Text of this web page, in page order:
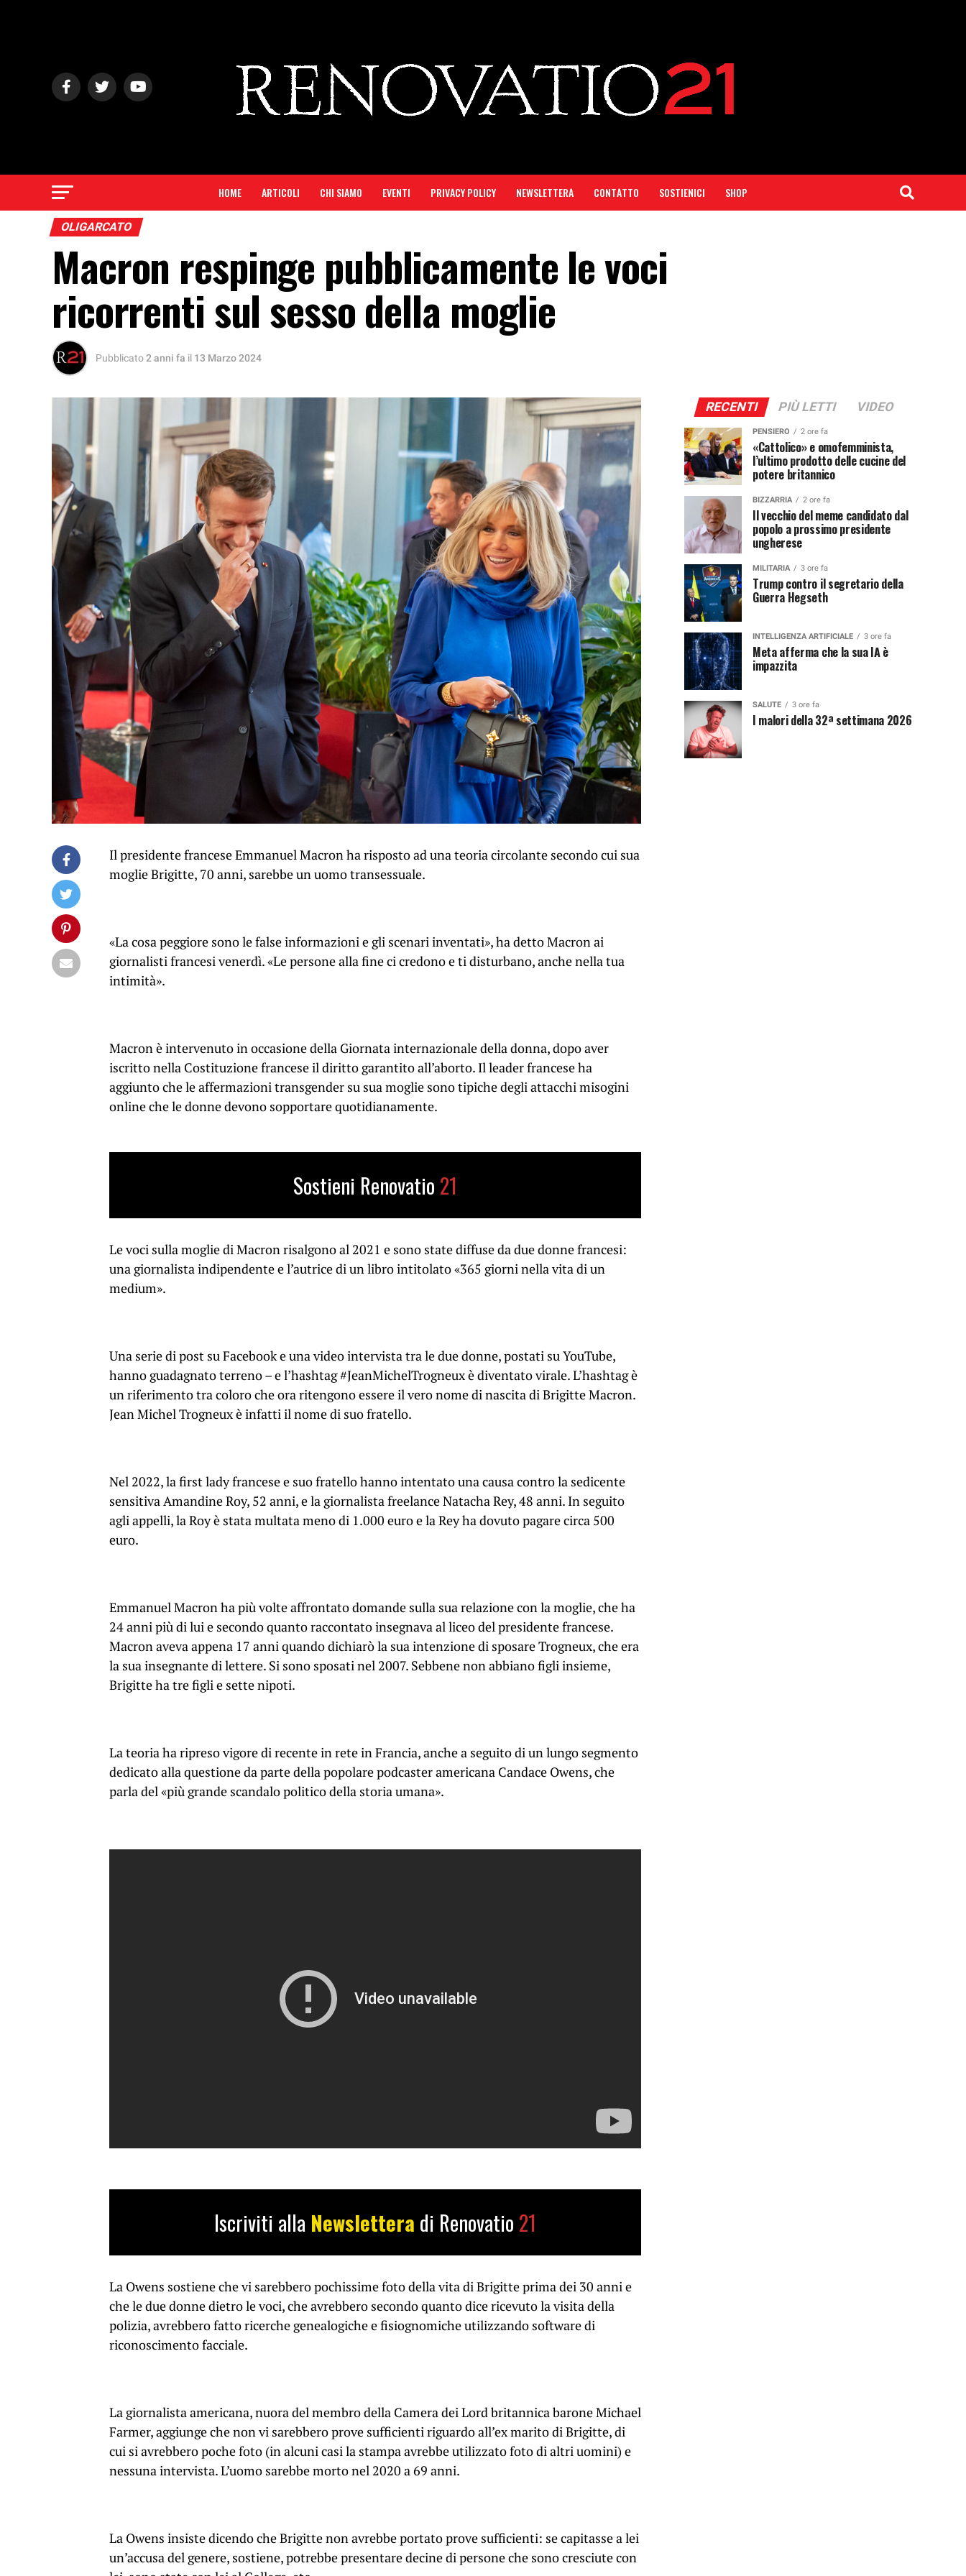
HOME ARTICOLI CHI SIAMO EVENTI PRIVACY POLICY NEWSLETTERA CONTATTO SOSTIENICI SHOP
OLIGARCATO
Macron respinge pubblicamente le voci
ricorrenti sul sesso della moglie
Pubblicato2 anni fa il 13 Marzo 2024
Il presidente francese Emmanuel Macron ha risposto ad una teoria circolante secondo cui sua
moglie Brigitte, 70 anni, sarebbe un uomo transessuale.
«La cosa peggiore sono le false informazioni e gli scenari inventati», ha detto Macron ai
giornalisti francesi venerdì. «Le persone alla fine ci credono e ti disturbano, anche nella tua
intimità».
Macron è intervenuto in occasione della Giornata internazionale della donna, dopo aver
iscritto nella Costituzione francese il diritto garantito all’aborto. Il leader francese ha
aggiunto che le affermazioni transgender su sua moglie sono tipiche degli attacchi misogini
online che le donne devono sopportare quotidianamente.
Sostieni Renovatio 21
Le voci sulla moglie di Macron risalgono al 2021 e sono state diffuse da due donne francesi:
una giornalista indipendente e l’autrice di un libro intitolato «365 giorni nella vita di un
medium».
Una serie di post su Facebook e una video intervista tra le due donne, postati su YouTube,
hanno guadagnato terreno – e l’hashtag #JeanMichelTrogneux è diventato virale. L’hashtag è
un riferimento tra coloro che ora ritengono essere il vero nome di nascita di Brigitte Macron.
Jean Michel Trogneux è infatti il ​​nome di suo fratello.
Nel 2022, la first lady francese e suo fratello hanno intentato una causa contro la sedicente
sensitiva Amandine Roy, 52 anni, e la giornalista freelance Natacha Rey, 48 anni. In seguito
agli appelli, la Roy è stata multata meno di 1.000 euro e la Rey ha dovuto pagare circa 500
euro.
Emmanuel Macron ha più volte affrontato domande sulla sua relazione con la moglie, che ha
24 anni più di lui e secondo quanto raccontato insegnava al liceo del presidente francese.
Macron aveva appena 17 anni quando dichiarò la sua intenzione di sposare Trogneux, che era
la sua insegnante di lettere. Si sono sposati nel 2007. Sebbene non abbiano figli insieme,
Brigitte ha tre figli e sette nipoti.
La teoria ha ripreso vigore di recente in rete in Francia, anche a seguito di un lungo segmento
dedicato alla questione da parte della popolare podcaster americana Candace Owens, che
parla del «più grande scandalo politico della storia umana».
Iscriviti alla Newslettera di Renovatio 21
La Owens sostiene che vi sarebbero pochissime foto della vita di Brigitte prima dei 30 anni e
che le due donne dietro le voci, che avrebbero secondo quanto dice ricevuto la visita della
polizia, avrebbero fatto ricerche genealogiche e fisiognomiche utilizzando software di
riconoscimento facciale.
La giornalista americana, nuora del membro della Camera dei Lord britannica barone Michael
Farmer, aggiunge che non vi sarebbero prove sufficienti riguardo all’ex marito di Brigitte, di
cui si avrebbero poche foto (in alcuni casi la stampa avrebbe utilizzato foto di altri uomini) e
nessuna intervista. L’uomo sarebbe morto nel 2020 a 69 anni.
La Owens insiste dicendo che Brigitte non avrebbe portato prove sufficienti: se capitasse a lei
un’accusa del genere, sostiene, potrebbe presentare decine di persone che sono cresciute con
RECENTI PIÙ LETTI VIDEO
PENSIERO 2 ore fa
«Cattolico» e omofemminista,
l’ultimo prodotto delle cucine del
potere britannico
BIZZARRIA 2 ore fa
Il vecchio del meme candidato dal
popolo a prossimo presidente
ungherese
MILITARIA 3 ore fa
Trump contro il segretario della
Guerra Hegseth
INTELLIGENZA ARTIFICIALE 3 ore fa
Meta afferma che la sua IA è
impazzita
SALUTE 3 ore fa
I malori della 32ª settimana 2026